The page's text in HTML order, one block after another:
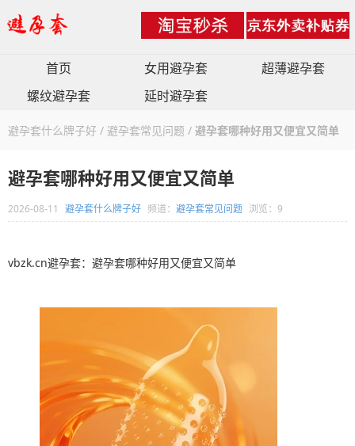
首页 女用避孕套
超薄避孕套
螺纹避孕套
延时避孕套
避孕套什么牌子好 / 避孕套常见问题 / 避孕套哪种好用又便宜又简单
避孕套哪种好用又便宜又简单
2026-08-11 避孕套什么牌子好 频道： 避孕套常见问题 浏览：9
vbzk.cn避孕套：避孕套哪种好用又便宜又简单